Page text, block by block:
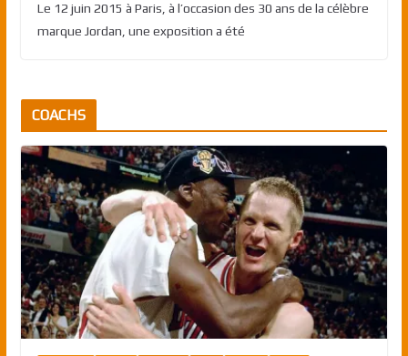
Le 12 juin 2015 à Paris, à l’occasion des 30 ans de la célèbre
marque Jordan, une exposition a été
COACHS